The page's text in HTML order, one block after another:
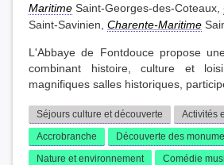
Maritime Saint-Georges-des-Coteaux,
Saint-Savinien, Charente-Maritime
L'Abbaye de Fontdouce propose
combinant histoire, culture et
magnifiques salles historiques,
Séjours culture et découverte
Activités
Accrobranche
Découverte des
Nature et environnement
Comédie